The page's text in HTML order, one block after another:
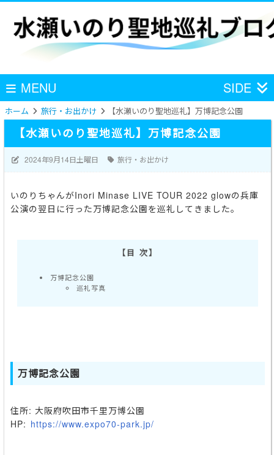
MENU SIDE
ホーム 旅行・お出かけ 【水瀬いのり聖地巡礼】万博記念公園
【水瀬いのり聖地巡礼】万博記念公園
2024年9月14日土曜日 旅行・お出かけ
いのりちゃんがInori Minase LIVE TOUR 2022 glowの兵庫
公演の翌日に行った万博記念公園を巡礼してきました。
万博記念公園
巡礼写真
万博記念公園
住所: 大阪府吹田市千里万博公園
HP: https://www.expo70-park.jp/